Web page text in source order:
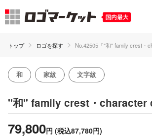
トップ ロゴを探す No.42505「"和" family crest・
和 家紋 文字紋
"和" family crest・character
79,800円 (税込87,780円)